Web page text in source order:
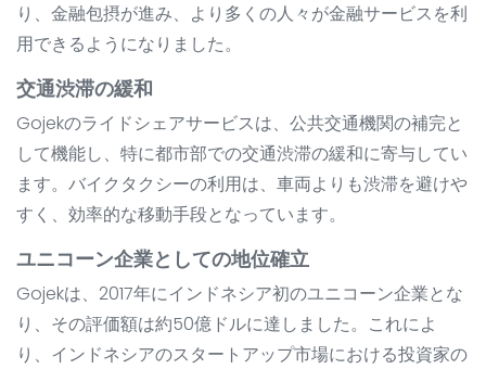
り、金融包摂が進み、より多くの人々が金融サービスを利
用できるようになりました。
交通渋滞の緩和
Gojekのライドシェアサービスは、公共交通機関の補完と
して機能し、特に都市部での交通渋滞の緩和に寄与してい
ます。バイクタクシーの利用は、車両よりも渋滞を避けや
すく、効率的な移動手段となっています。
ユニコーン企業としての地位確立
Gojekは、2017年にインドネシア初のユニコーン企業とな
り、その評価額は約50億ドルに達しました。これによ
り、インドネシアのスタートアップ市場における投資家の